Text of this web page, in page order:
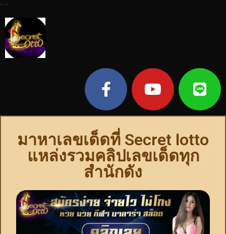
" "
มาหาเลขเด็ดที่ Secret lotto
แหล่งรวมคลิปเลขเด็ดทุก
สำนักดัง